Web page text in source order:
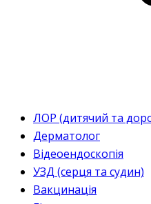
ЛОР (дитячий та
Дерматолог
Відеоендоскопія
УЗД (серця та судин)
Вакцинація